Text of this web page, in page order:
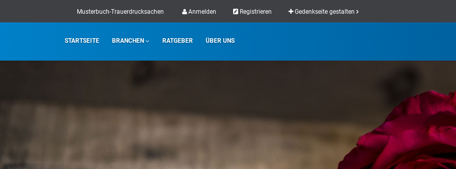
Musterbuch-Trauerdrucksachen Anmelden Registrieren Gedenkseite gestalten
STARTSEITE BRANCHEN RATGEBER ÜBER UNS